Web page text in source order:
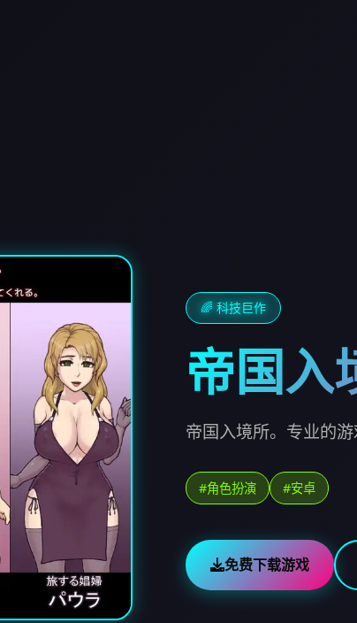
🌈 科技巨作
帝国入
帝国入境所。专业的
#角色扮演 #安卓
免费下载游戏